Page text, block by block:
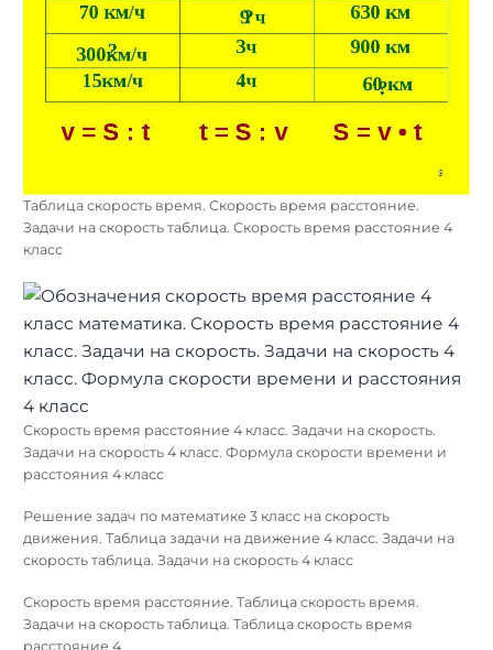
Таблица скорость время. Скорость время расстояние.
Задачи на скорость таблица. Скорость время расстояние 4
класс
Скорость время расстояние 4 класс. Задачи на скорость.
Задачи на скорость 4 класс. Формула скорости времени и
расстояния 4 класс
Решение задач по математике 3 класс на скорость
движения. Таблица задачи на движение 4 класс. Задачи на
скорость таблица. Задачи на скорость 4 класс
Скорость время расстояние. Таблица скорость время.
Задачи на скорость таблица. Таблица скорость время
расстояние 4